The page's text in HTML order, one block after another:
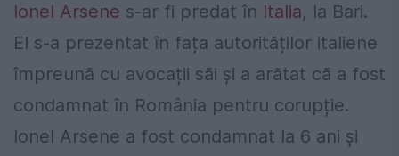
Ionel Arsene s-ar fi predat în Italia, la Bari.
El s-a prezentat în fața autorităților italiene
împreună cu avocații săi și a arătat că a fost
condamnat în România pentru corupție.
Ionel Arsene a fost condamnat la 6 ani și